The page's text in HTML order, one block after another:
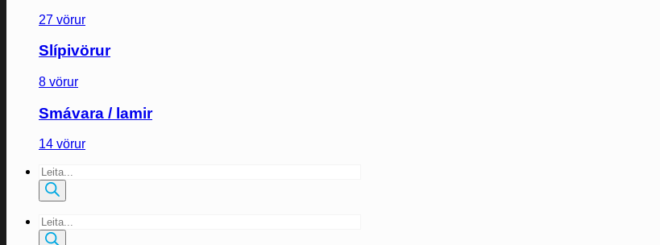
27 vörur
Slípivörur
8 vörur
Smávara / lamir
14 vörur
Products
search
Products
search